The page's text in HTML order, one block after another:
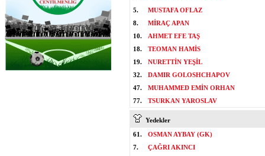
5.
MUSTAFA OFLAZ
8.
MİRAÇ APAN
10.
AHMET EFE TAŞ
18.
TEOMAN HAMİS
19.
NURETTİN YEŞİL
32.
DAMIR GOLOSHCHAPOV
47.
MUHAMMED EMİN ORHAN
77.
TSURKAN YAROSLAV
Yedekler
61.
OSMAN AYBAY (GK)
7.
ÇAĞRI AKINCI